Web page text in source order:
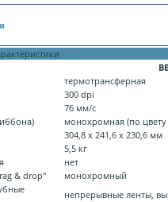
термотрансферная
300 dpi
76 мм/с
монохромная (по
304,8 x 241,6 x 230,6 мм
5,5 кг
нет
& drop"
монохромный
непрерывные ленты,